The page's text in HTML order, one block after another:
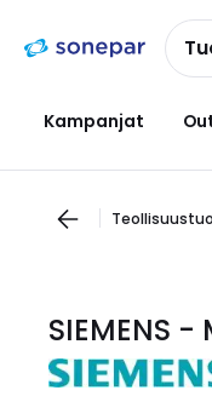
navigointiinsisältöön
Kampanjat
SIEMENS